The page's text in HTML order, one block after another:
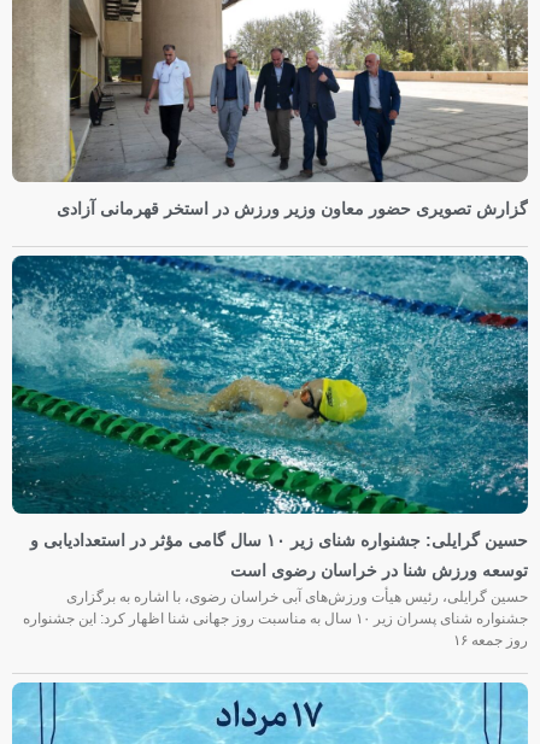
گزارش تصویری حضور معاون وزیر ورزش در استخر قهرمانی آزادی
حسین گرایلی: جشنواره شنای زیر ۱۰ سال گامی مؤثر در استعدادیابی و
توسعه ورزش شنا در خراسان رضوی است
حسین گرایلی، رئیس هیأت ورزش‌های آبی خراسان رضوی، با اشاره به برگزاری
جشنواره شنای پسران زیر ۱۰ سال به مناسبت روز جهانی شنا اظهار کرد: این جشنواره
روز جمعه‌ ۱۶